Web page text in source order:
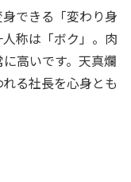
できる「変わり身
称は「ボク」。肉
高いです。天真爛
る社長を心身とも